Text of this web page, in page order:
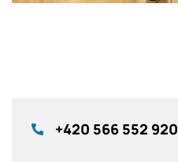
+420 566 552 920